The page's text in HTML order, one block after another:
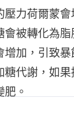
壓力荷爾蒙
被轉化為脂
增加，引致
糖代謝，如
。